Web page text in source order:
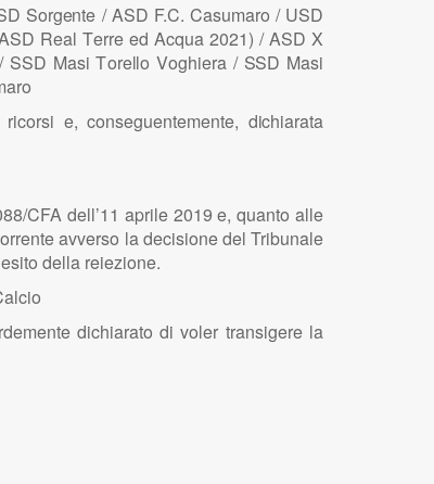
D Sorgente /ASD F.C.Casumaro / USD
SD RealTerre edAcqua 2021) /ASD X
SSD MasiTorelloVoghiera / SSD Masi
aro
ricorsi e, conseguentemente, dichiarata
CFA dell’11 aprile 2019 e, quanto alle
avverso la decisione del Tribunale
della reiezione.
dichiarato di voler transigere la